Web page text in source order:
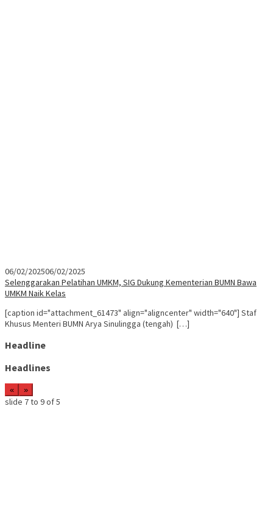
06/02/202506/02/2025
Selenggarakan Pelatihan UMKM, SIG Dukung Kementerian BUMN Bawa
UMKM Naik Kelas
[caption id="attachment_61473" align="aligncenter" width="640"] Staf
Khusus Menteri BUMN Arya Sinulingga (tengah) […]
Headline
Headlines
« »
slide 7 to 9of 5